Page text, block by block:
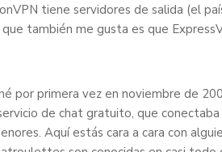
tiene servidores de salida (el
también me gusta es que
por primera vez en noviembre de
de chat gratuito, que
Aquí estás cara a cara con